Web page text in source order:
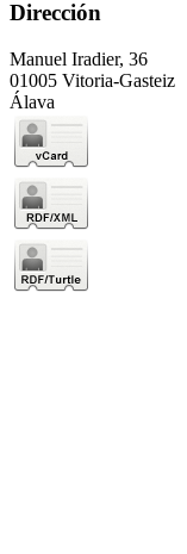
Dirección
Manuel Iradier, 36
01005 Vitoria-Gasteiz
Álava